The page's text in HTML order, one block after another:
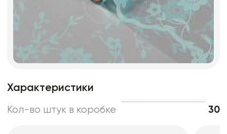
Характеристики
Кол-во штук в коробке 30